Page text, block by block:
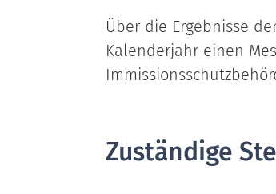
Über die Ergebnisse
Kalenderjahr einen
Zuständige